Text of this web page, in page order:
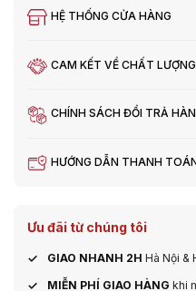
HỆ THỐNG CỬA HÀNG
CAM KẾT VỀ CHẤT LƯỢNG
CHÍNH SÁCH ĐỔI TRẢ
HƯỚNG DẪN THANH
Ưu đãi từ chúng tôi
GIAO NHANH 2H Hà Nội &
MIỄN PHÍ GIAO HÀNG khi